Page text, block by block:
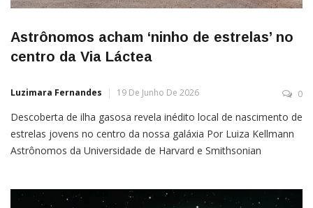
Astrônomos acham ‘ninho de estrelas’ no
centro da Via Láctea
Luzimara Fernandes 19 De Junho De 2026 0
Descoberta de ilha gasosa revela inédito local de nascimento de
estrelas jovens no centro da nossa galáxia Por Luiza Kellmann
Astrônomos da Universidade de Harvard e Smithsonian
novas estrelas. A descoberta foi anunciada durante a 248ª